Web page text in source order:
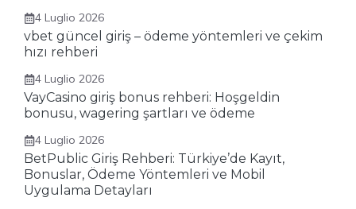
4 Luglio 2026
vbet güncel giriş – ödeme yöntemleri ve çekim
hızı rehberi
4 Luglio 2026
VayCasino giriş bonus rehberi: Hoşgeldin
bonusu, wagering şartları ve ödeme
4 Luglio 2026
BetPublic Giriş Rehberi: Türkiye’de Kayıt,
Bonuslar, Ödeme Yöntemleri ve Mobil
Uygulama Detayları